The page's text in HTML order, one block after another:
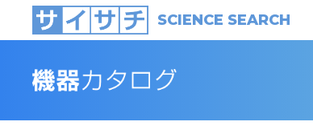
SCIENCE SEARCH